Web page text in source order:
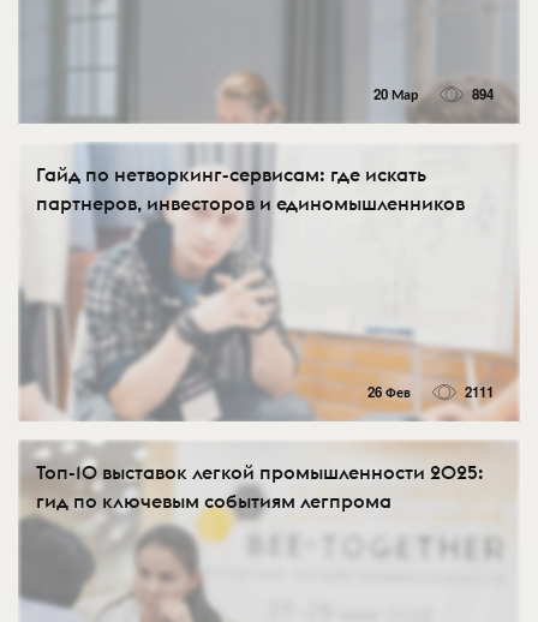
20 Мар 894
Гайд по нетворкинг-сервисам: где искать
партнеров, инвесторов и единомышленников
26 Фев 2111
Топ-10 выставок легкой промышленности 2025:
гид по ключевым событиям легпрома